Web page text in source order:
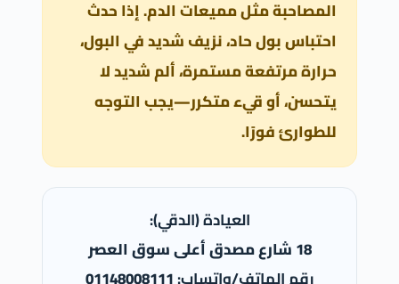
المصاحبة مثل مميعات الدم. إذا حدث
احتباس بول حاد، نزيف شديد في البول،
حرارة مرتفعة مستمرة، ألم شديد لا
يتحسن، أو قيء متكرر—يجب التوجه
للطوارئ فورًا.
العيادة (الدقي):
18 شارع مصدق أعلى سوق العصر